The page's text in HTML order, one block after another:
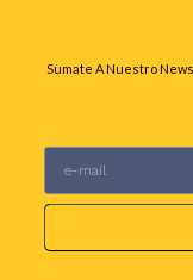
Sumate A Nuestro